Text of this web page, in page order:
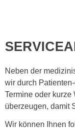
Neben der
wir durch
Termine oder kurze
überzeugen, damit
Wir können Ihnen